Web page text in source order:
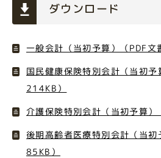
ダウンロード
一般会計（当初予算）（PDF文
国民健康保険特別会計（当初予
214KB）
介護保険特別会計（当初予算）
後期高齢者医療特別会計（当初
85KB）